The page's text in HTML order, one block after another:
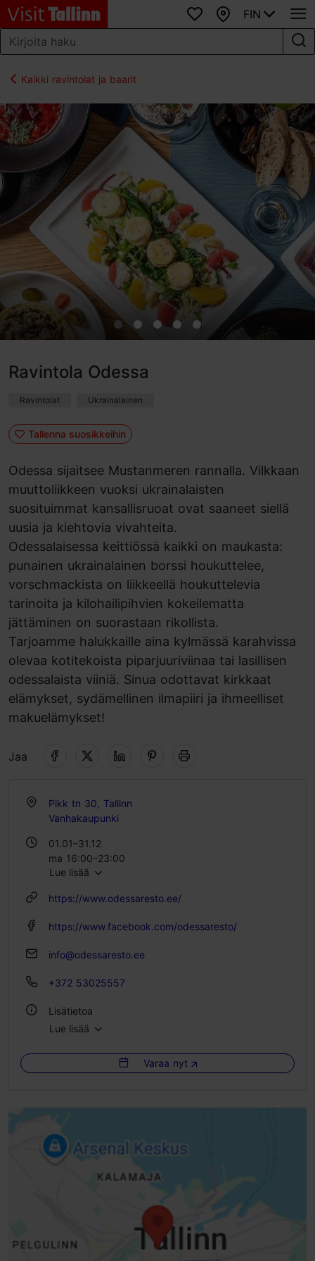
SuosikitKartta
FIN
Kaikki ravintolat ja baarit
Ravintola Odessa
Ravintolat Ukrainalainen
Tallenna suosikkeihin
Odessa sijaitsee Mustanmeren rannalla. Vilkkaan
muuttoliikkeen vuoksi ukrainalaisten
suosituimmat kansallisruoat ovat saaneet siellä
uusia ja kiehtovia vivahteita.
Odessalaisessa keittiössä kaikki on maukasta:
punainen ukrainalainen borssi houkuttelee,
vorschmackista on liikkeellä houkuttelevia
tarinoita ja kilohailipihvien kokeilematta
jättäminen on suorastaan rikollista.
Tarjoamme halukkaille aina kylmässä karahvissa
olevaa kotitekoista piparjuuriviinaa tai lasillisen
odessalaista viiniä. Sinua odottavat kirkkaat
elämykset, sydämellinen ilmapiiri ja ihmeelliset
makuelämykset!
Jaa
Pikk tn 30, Tallinn
Vanhakaupunki
01.01–31.12
ma 16:00–23:00
ti – su 11:00–23:00
Lue lisää
https://www.odessaresto.ee/
https://www.facebook.com/odessaresto/
info@odessaresto.ee
+372 53025557
Lisätietoa
WLAN-alue
Lue lisää
Varaa nyt